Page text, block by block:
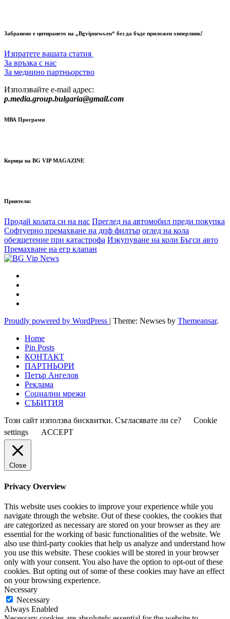
Забранено е цитирането на „Bgvipnews.eu“ без да бъде приложен хиперлинк!
Изпратете вашата статия
За връзка с нас
За медиино партньорство
Използвайте e-mail адрес:
p.media.group.bulgaria@gmail.com
МВА Програми
Корица на BG VIP MAGAZINE
Приятели:
Продай колата си на нас Преглед на автомобил преди покупка
Софтуерно премахване на дпф филтър оглед на кола
обезщетение при катастрофа Изкупуване на коли Бъгси авто
Премахване на егр клапан
Proudly powered by WordPress Theme: Newses by Themeansar.
Home
Pin Posts
КОНТАКТ
ПАРТНЬОРИ
Петър Ангелов
Реклама
Социални мрежи
СЪБИТИЯ
Този сайт използва бисквитки. Съгласявате ли се?
Cookie
settings
ACCEPT
Close
Privacy Overview
This website uses cookies to improve your experience while you
navigate through the website. Out of these cookies, the cookies that
are categorized as necessary are stored on your browser as they are
essential for the working of basic functionalities of the website. We
also use third-party cookies that help us analyze and understand how
you use this website. These cookies will be stored in your browser
only with your consent. You also have the option to opt-out of these
cookies. But opting out of some of these cookies may have an effect
on your browsing experience.
Necessary
Necessary
Always Enabled